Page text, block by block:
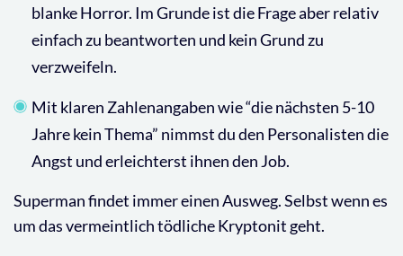
blanke Horror. Im Grunde ist die Frage aber relativ
einfach zu beantworten und kein Grund zu
verzweifeln.
Mit klaren Zahlenangaben wie “die nächsten 5-10
Jahre kein Thema” nimmst du den Personalisten die
Angst und erleichterst ihnen den Job.
Superman findet immer einen Ausweg. Selbst wenn es
um das vermeintlich tödliche Kryptonit geht.